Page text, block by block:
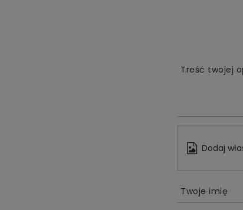
Treść twojej
Dodaj
Twoje imię